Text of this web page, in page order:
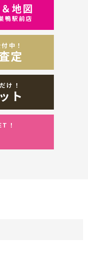
地図
鴨駅前店
中！
定
け！
ト
！